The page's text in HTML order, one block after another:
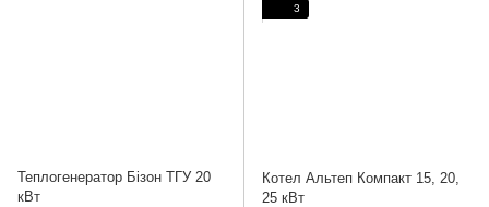
Теплогенератор Бізон ТГУ 20
кВт
3
Котел Альтеп Компакт 15, 20,
25 кВт